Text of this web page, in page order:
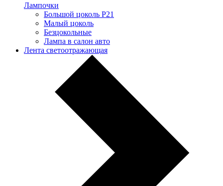
Лампочки
Большой цоколь P21
Малый цоколь
Безцокольные
Лампа в салон авто
Лента светоотражающая